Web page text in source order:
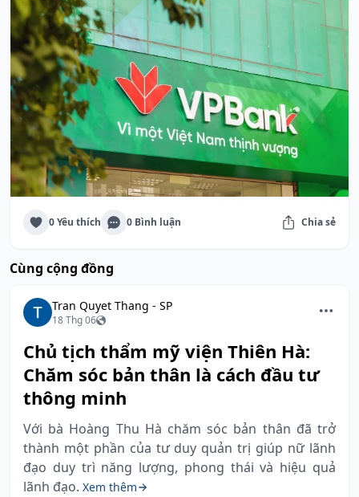
0 Yêu thích 0 Bình luận Chia sẻ
Cùng cộng đồng
Tran Quyet Thang - SP
18 Thg 06
Chủ tịch thẩm mỹ viện Thiên Hà:
Chăm sóc bản thân là cách đầu tư
thông minh
Với bà Hoàng Thu Hà chăm sóc bản thân đã trở
thành một phần của tư duy quản trị giúp nữ lãnh
đạo duy trì năng lượng, phong thái và hiệu quả
lãnh đạo. Xem thêm